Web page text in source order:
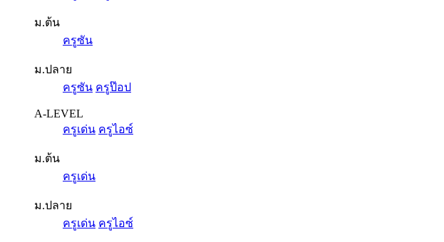
ม.ต้น
ครูซัน
ม.ปลาย
ครูซัน ครูป๊อป
A-LEVEL
ครูเด่น ครูไอซ์
ม.ต้น
ครูเด่น
ม.ปลาย
ครูเด่น ครูไอซ์